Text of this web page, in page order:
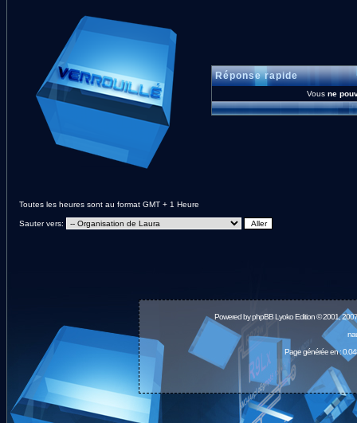
Réponse rapide
Vous ne
Toutes les heures sont au format GMT + 1 Heure
Sauter vers:
Powered byphpBBLyoko Edition © 2001,
Page générée en :